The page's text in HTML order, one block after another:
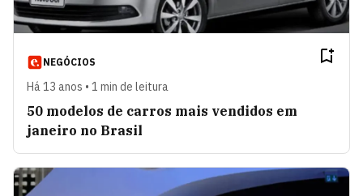
NEGÓCIOS
Há 13 anos • 1 min de leitura
50 modelos de carros mais vendidos em
janeiro no Brasil